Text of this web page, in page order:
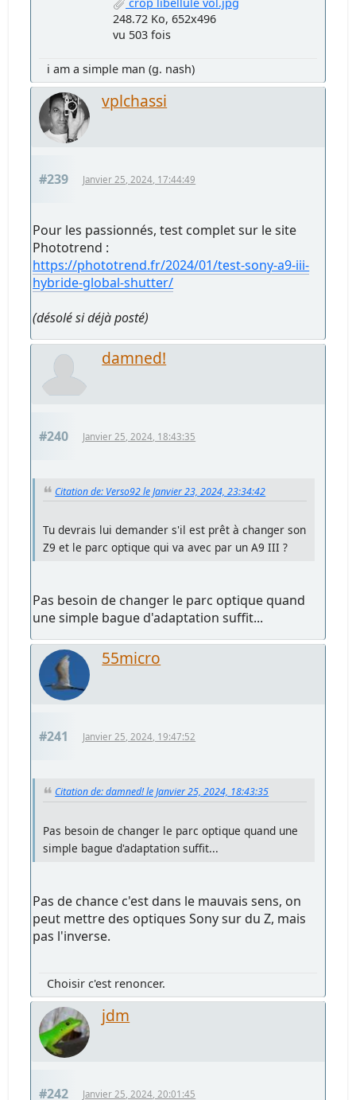
248.72 Ko, 652x496
vu 503 fois
i am a simple man (g. nash)
vplchassi
#239 Janvier 25, 2024, 17:44:49
Pour les passionnés, test complet sur le site
Phototrend :
https://phototrend.fr/2024/01/test-sony-a9-iii-
hybride-global-shutter/
(désolé si déjà posté)
damned!
#240 Janvier 25, 2024, 18:43:35
Citation de: Verso92 le Janvier 23, 2024, 23:34:42
Tu devrais lui demander s'il est prêt à changer son
Z9 et le parc optique qui va avec par un A9 III ?
Pas besoin de changer le parc optique quand
une simple bague d'adaptation suffit...
55micro
#241 Janvier 25, 2024, 19:47:52
Citation de: damned! le Janvier 25, 2024, 18:43:35
Pas besoin de changer le parc optique quand une
simple bague d'adaptation suffit...
Pas de chance c'est dans le mauvais sens, on
peut mettre des optiques Sony sur du Z, mais
pas l'inverse.
Choisir c'est renoncer.
jdm
#242 Janvier 25, 2024, 20:01:45